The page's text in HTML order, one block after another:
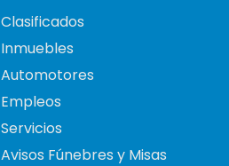
Clasificados
Inmuebles
Automotores
Empleos
Servicios
Avisos Fúnebres y Misas